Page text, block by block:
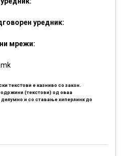
уредник:
мрежи:
текстови е казниво со закон.
(текстови) од оваа
и со ставање хиперлинк до